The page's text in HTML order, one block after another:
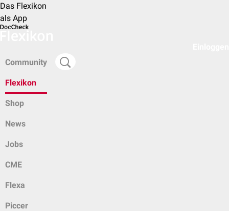
Das Flexikon
als App
Community
Flexikon
Shop
News
Jobs
CME
Flexa
Piccer